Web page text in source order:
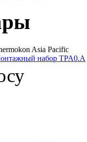
Asia Pacific
набор TPA0.A